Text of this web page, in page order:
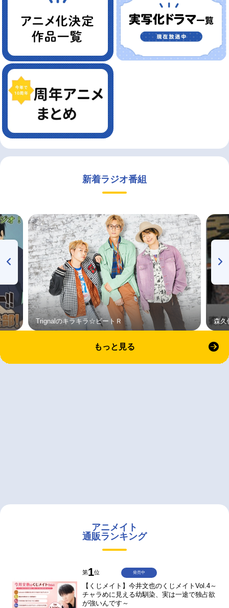
新着ラジオ番組
Trignalのキラキラ☆ビートＲ 森久
もっと見る
アニメイト
通販ランキング
第1位
【くじメイト】今井文也のくじメイトVol.4～
チャラめに見える幼馴染、実は一途で独占欲
が強いんです～
発売中